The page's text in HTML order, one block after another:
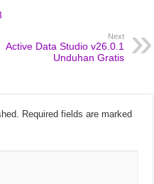
Next
Active Data Studio v26.0.1
Unduhan Gratis
Required fields are marked